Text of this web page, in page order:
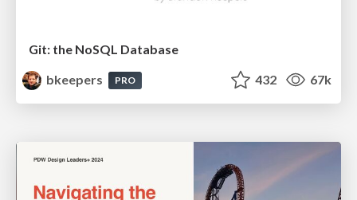
Git: the NoSQL Database
bkeepers
PRO 432 67k